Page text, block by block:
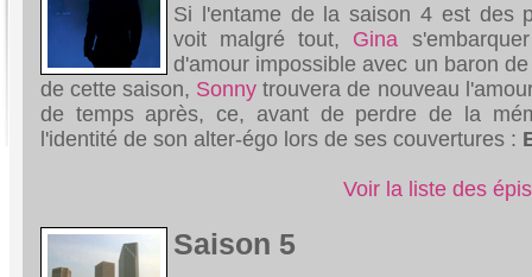
Si l'entame de la saison 4 est des
voit malgré tout, Gina
d'amour impossible avec un baron
de cette saison, Sonny trouvera de nouveau
de temps après, ce, avant de perdre de la
l'identité de son alter-égo lors de ses couvertures :
Voir la liste des
Saison 5